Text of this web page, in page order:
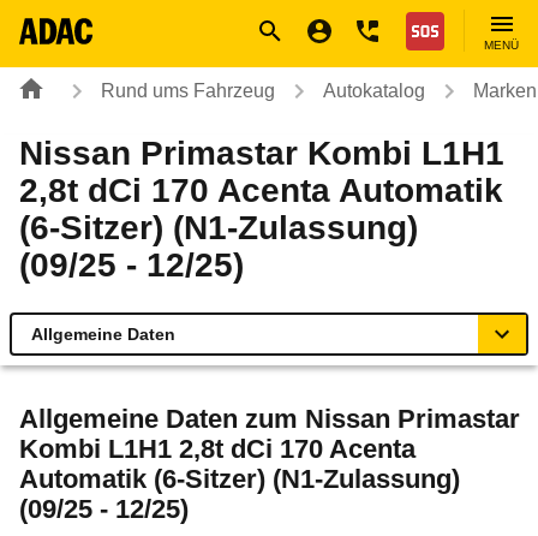
Nothilfe
MENÜ
Rund ums Fahrzeug Autokatalog
Nissan Primastar Kombi L1H1
2,8t dCi 170 Acenta Automatik
(6-Sitzer) (N1-Zulassung)
(09/25 - 12/25)
Allgemeine Daten
Technische Daten
Rückrufe & Mängel
Allgemeine Daten zum Nissan Primastar
Kombi L1H1 2,8t dCi 170 Acenta
Automatik (6-Sitzer) (N1-Zulassung)
(09/25 - 12/25)